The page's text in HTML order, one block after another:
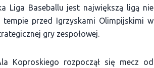
Liga Baseballu jest największą ligą nie
przed Igrzyskami Olimpijskimi w
gry zespołowej.
Koproskiego rozpoczął się mecz od